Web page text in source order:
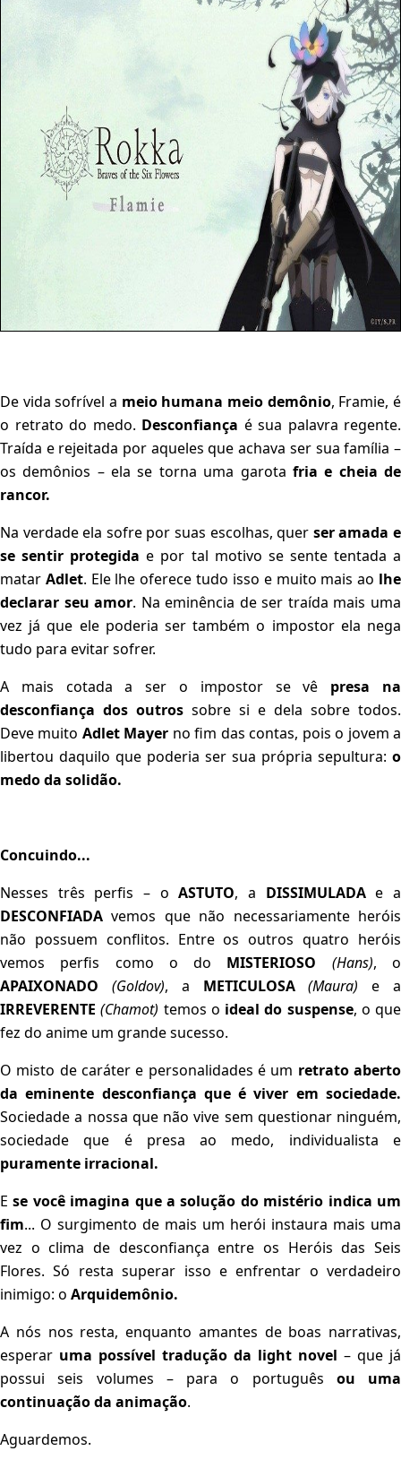
De vida sofrível a meio humana meio demônio, Framie, é
o retrato do medo. Desconfiança é sua palavra regente.
Traída e rejeitada por aqueles que achava ser sua família –
os demônios – ela se torna uma garota fria e cheia de
rancor.
Na verdade ela sofre por suas escolhas, quer ser amada e
se sentir protegida e por tal motivo se sente tentada a
matar Adlet. Ele lhe oferece tudo isso e muito mais ao lhe
declarar seu amor. Na eminência de ser traída mais uma
vez já que ele poderia ser também o impostor ela nega
tudo para evitar sofrer.
A mais cotada a ser o impostor se vê presa na
desconfiança dos outros sobre si e dela sobre todos.
Deve muito Adlet Mayer no fim das contas, pois o jovem a
libertou daquilo que poderia ser sua própria sepultura: o
medo da solidão.
Concuindo...
Nesses três perfis – oASTUTO, a DISSIMULADAe a
DESCONFIADA vemos que não necessariamente heróis
não possuem conflitos. Entre os outros quatro heróis
vemos perfis como o do MISTERIOSO (Hans), o
APAIXONADO (Goldov), a METICULOSA (Maura) e a
IRREVERENTE (Chamot) temos o ideal do suspense, o que
fez do anime um grande sucesso.
O misto de caráter e personalidades é um retrato aberto
da eminente desconfiança que é viver em sociedade.
Sociedade a nossa que não vive sem questionar ninguém,
sociedade que é presa ao medo, individualista e
puramente irracional.
Ese você imagina que a solução do mistério indica um
fim... O surgimento de mais um herói instaura mais uma
vez o clima de desconfiança entre os Heróis das Seis
Flores. Só resta superar isso e enfrentar o verdadeiro
inimigo: o Arquidemônio.
A nós nos resta, enquanto amantes de boas narrativas,
esperar uma possível tradução da light novel – que já
possui seis volumes – para o português ou uma
continuação da animação.
Aguardemos.